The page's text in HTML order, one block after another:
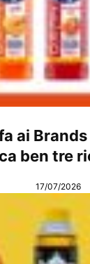
ai
ben tre
17/07/2026